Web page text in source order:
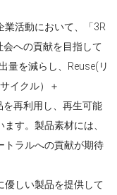
業活動において、「3R
会への貢献を目指して
量を減らし、Reuse(リ
イクル）＋
を再利用し、再生可能
す。製品素材には、
トラルへの貢献が期待
優しい製品を提供して